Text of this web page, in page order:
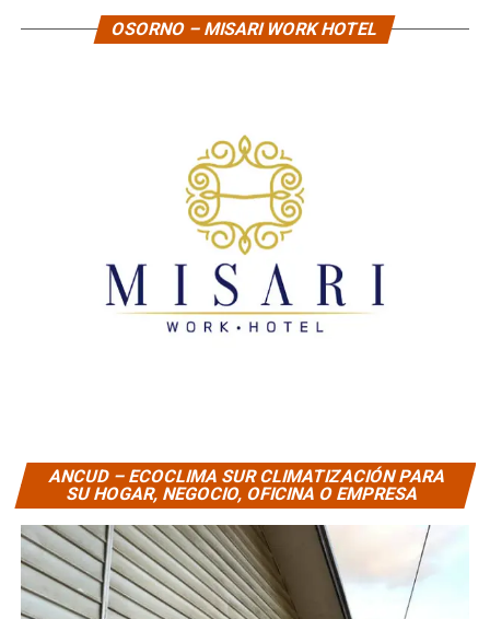
OSORNO – MISARI WORK HOTEL
ANCUD – ECOCLIMA SUR CLIMATIZACIÓN PARA
SU HOGAR, NEGOCIO, OFICINA O EMPRESA